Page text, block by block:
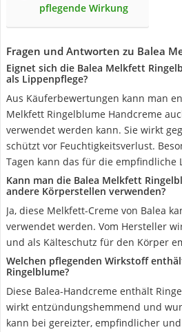
pflegende Wirkung
Fragen und Antworten zu Balea
Eignet sich die Balea Melkfett
als Lippenpflege?
Aus Käuferbewertungen kann man
Melkfett Ringelblume Handcreme
verwendet werden kann. Sie wirkt
schützt vor Feuchtigkeitsverlust.
Tagen kann das für die
Kann man die Balea Melkfett
andere Körperstellen verwenden?
Ja, diese Melkfett-Creme von Balea
verwendet werden. Vom Hersteller
und als Kälteschutz für den Körper
Welchen pflegenden Wirkstoff
Ringelblume?
Diese Balea-Handcreme enthält
wirkt entzündungshemmend und
kann bei gereizter, empfindlicher